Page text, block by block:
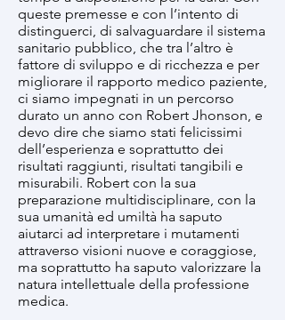
queste premesse e con l’intento di
distinguerci, di salvaguardare il sistema
sanitario pubblico, che tra l’altro è
fattore di sviluppo e di ricchezza e per
migliorare il rapporto medico paziente,
ci siamo impegnati in un percorso
durato un anno con Robert Jhonson, e
devo dire che siamo stati felicissimi
dell’esperienza e soprattutto dei
risultati raggiunti, risultati tangibili e
misurabili. Robert con la sua
preparazione multidisciplinare, con la
sua umanità ed umiltà ha saputo
aiutarci ad interpretare i mutamenti
attraverso visioni nuove e coraggiose,
ma soprattutto ha saputo valorizzare la
natura intellettuale della professione
medica.